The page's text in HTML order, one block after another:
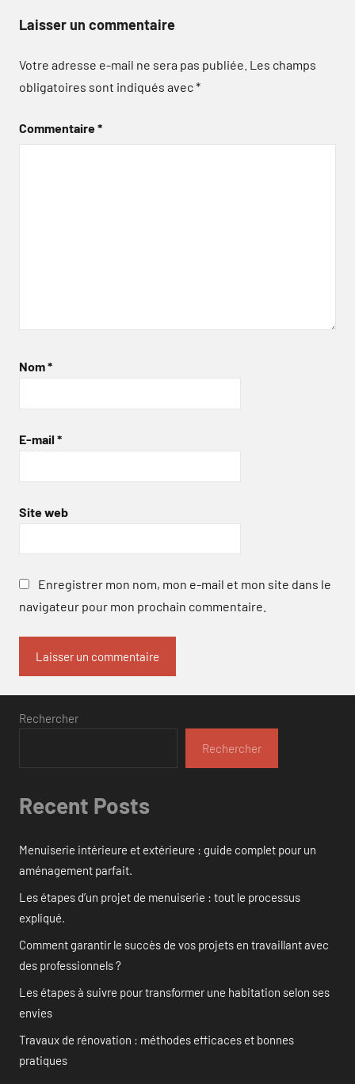
Laisser un commentaire
Votre adresse e-mail ne sera pas publiée. Les champs
obligatoires sont indiqués avec*
Commentaire*
Nom*
E-mail *
Site web
Enregistrer mon nom, mon e-mail et mon site dans le
navigateur pour mon prochain commentaire.
Rechercher
Rechercher
Recent Posts
Menuiserie intérieure et extérieure : guide complet pour un
aménagement parfait.
Les étapes d’un projet de menuiserie : tout le processus
expliqué.
Comment garantir le succès de vos projets en travaillant avec
des professionnels ?
Les étapes à suivre pour transformer une habitation selon ses
envies
Travaux de rénovation : méthodes efficaces et bonnes
pratiques